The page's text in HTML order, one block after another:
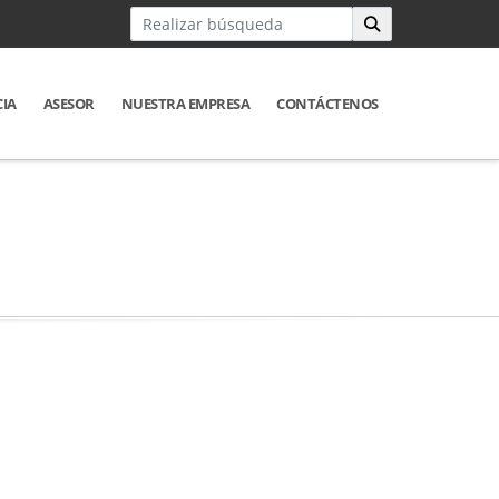
ASESOR NUESTRA EMPRESA CONTÁCTENOS